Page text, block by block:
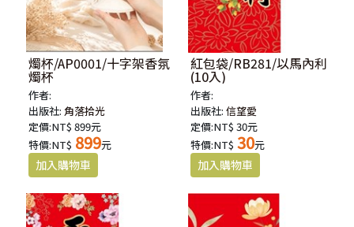
燭杯/AP0001/十字架香氛
燭杯
作者:
出版社: 角落拾光
定價:NT$ 899元
特價:NT$ 899元
紅包袋/RB281/以馬內利
(10入)
作者:
出版社:信望愛
定價:NT$ 30元
特價:NT$ 30元